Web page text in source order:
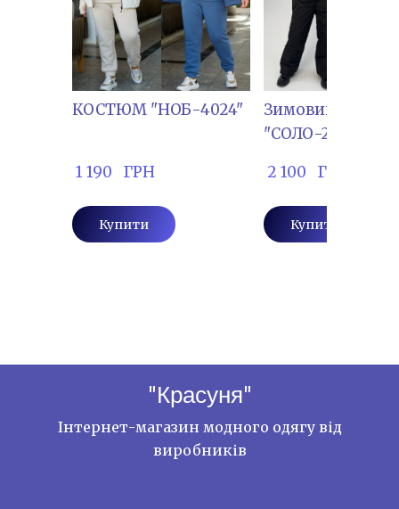
КОСТЮМ "НОБ-4024"
1 190   ГРН
Купити
Зимовий
"СОЛО-211"
2 100   ГРН
Купити
"Красуня"
Інтернет-магазин модного одягу від
виробників